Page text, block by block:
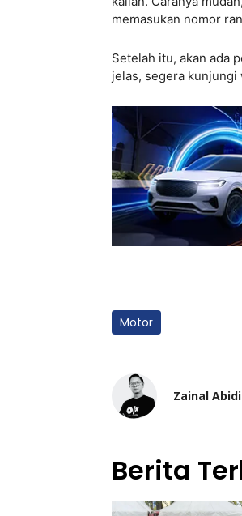
memasukan nomor
Setelah itu, akan ada
jelas, segera kunjungi
Motor
Zainal
Berita